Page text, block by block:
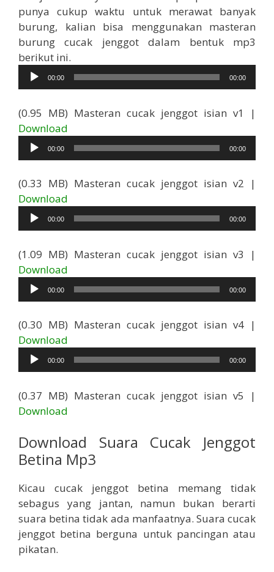
punya cukup waktu untuk merawat banyak
burung, kalian bisa menggunakan masteran
burung cucak jenggot dalam bentuk mp3
berikut ini.
Audio
00:00 00:00
(0.95 MB) Masteran cucak jenggot isian v1 |
Download
Audio
00:00 00:00
(0.33 MB) Masteran cucak jenggot isian v2 |
Download
Audio
00:00 00:00
(1.09 MB) Masteran cucak jenggot isian v3 |
Download
Audio
00:00 00:00
(0.30 MB) Masteran cucak jenggot isian v4 |
Download
Audio
00:00 00:00
(0.37 MB) Masteran cucak jenggot isian v5 |
Download
Download Suara Cucak Jenggot
Betina Mp3
Kicau cucak jenggot betina memang tidak
sebagus yang jantan, namun bukan berarti
suara betina tidak ada manfaatnya. Suara cucak
jenggot betina berguna untuk pancingan atau
pikatan.